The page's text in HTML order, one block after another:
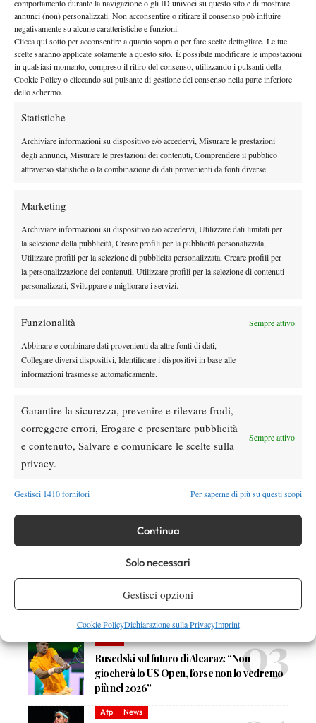
comportamento durante la navigazione o gli ID univoci su questo sito e di mostrare
annunci (non) personalizzati. Non acconsentire o ritirare il consenso può influire
negativamente su alcune caratteristiche e funzioni.
Clicca qui sotto per acconsentire a quanto sopra o per fare scelte dettagliate. Le tue
scelte saranno applicate solamente a questo sito. È possibile modificare le impostazioni
in qualsiasi momento, compreso il ritiro del consenso, utilizzando i pulsanti della
Cookie Policy o cliccando sul pulsante di gestione del consenso nella parte inferiore
dello schermo.
Statistiche
Archiviare informazioni su dispositivo e/o accedervi, Misurare le prestazioni
degli annunci, Misurare le prestazioni dei contenuti, Comprendere il pubblico
attraverso statistiche o la combinazione di dati provenienti da fonti diverse.
Marketing
Archiviare informazioni su dispositivo e/o accedervi, Utilizzare dati limitati per
la selezione della pubblicità, Creare profili per la pubblicità personalizzata,
Utilizzare profili per la selezione di pubblicità personalizzata, Creare profili per
la personalizzazione dei contenuti, Utilizzare profili per la selezione di contenuti
personalizzati, Sviluppare e migliorare i servizi.
Funzionalità Sempre attivo
Abbinare e combinare dati provenienti da altre fonti di dati,
Collegare diversi dispositivi, Identificare i dispositivi in base alle
informazioni trasmesse automaticamente.
Garantire la sicurezza, prevenire e rilevare frodi,
correggere errori, Erogare e presentare pubblicità
e contenuto, Salvare e comunicare le scelte sulla
privacy.
Sempre attivo
Gestisci 1410 fornitori Per saperne di più su questi scopi
Continua
Solo necessari
Gestisci opzioni
Cookie PolicyDichiarazione sulla PrivacyImprint
gruppo C è quello con Sara Errani, maSarita non è la favorita
Jelena Jankovic (probabile favorita nel gruppo) ha mostrato un
ottimo momento di forma ed anche la testa di serie Pliskova non
sembra atta a metterla in vera difficoltà. Sarita può dire la sua, ma
anche la sua forma non sembra delle migliori. Certamente ha
tutte le carte in regola per battere sia la ceca che la serba. Infine
finalista agli Us Open e semifinalista a Wuhan Roberta Vinci:
davvero impossibile fare un pronostico, ma Roberta dovrà essere
sulla Pliskova, rispettivamente 3-1 e 1-0; Roberta Vinci è sotto 2-
3 con entrambe le sue avversarie invece.
per inviare un commento.
Masters 1000 Cincinnati 2026: forfait di
Quinn, Sonego entra nel tabellone
Tennis in TV
dove vedere il sorteggio del tabellone
Rusedski sul futuro di Alcaraz: “Non
giocherà lo US Open, forse non lo vedremo
più nel 2026”
Atp News